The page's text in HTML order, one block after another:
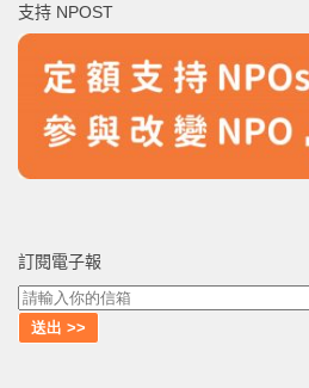
字:
支持 NPOST
訂閱電子報